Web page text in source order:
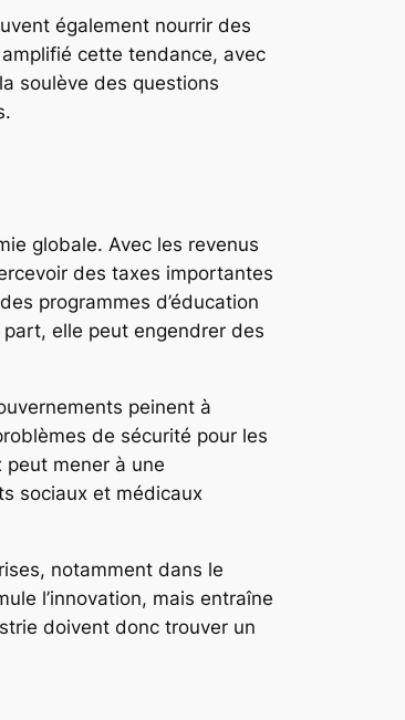
également nourrir des
cette tendance, avec
soulève des questions
globale. Avec les revenus
des taxes importantes
programmes d’éducation
elle peut engendrer des
peinent à
de sécurité pour les
peut mener à une
sociaux et médicaux
notamment dans le
l’innovation, mais entraîne
doivent donc trouver un